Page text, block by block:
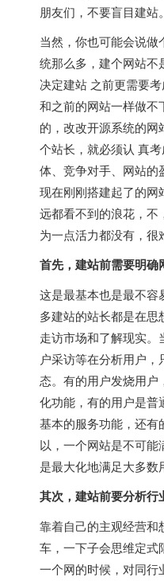
朋友们，不要盲目建站。
当然，你也可能会说
统那么多，建个网站不
决定建站 之前更需要
和之前的网站一样做不
的，改改开源系统的
个站长，就必须认 真
体、竞争对手、网站的
现在刚刚搭建起了的网
远都看不到的浪花，不
为一点活力都没有，很
首先，建站前需要明确
这是最基本也是最不容
多建站的站长都是在
走访市场和了解现实
户采访等在分析用户
态。有的用户发烧用
化功能，有的用户是普
基本的服务功能，还有
以，一个网站是不可
是最大化地满足大多数
其次，建站前要分析行
靠着自己的主观经营和
车，一下子会思维定式
一个网的时候，对同行